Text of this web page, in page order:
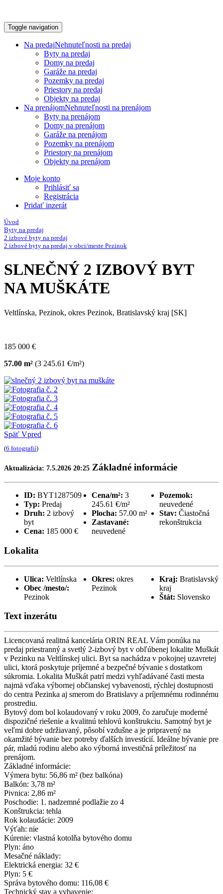
Toggle navigation
Na predajNehnuteľnosti na predaj
Byty na predaj
Domy na predaj
Garáže na predaj
Pozemky na predaj
Priestory na predaj
Objekty na predaj
Na prenájomNehnuteľnosti na prenájom
Byty na prenájom
Domy na prenájom
Garáže na prenájom
Pozemky na prenájom
Priestory na prenájom
Objekty na prenájom
Moje konto
Prihlásiť sa
Registrácia
Pridať inzerát
Úvod
Byty na predaj
2 izbové byty na predaj
2 izbové byty na predaj v obci/meste Pezinok
SLNEČNÝ 2 IZBOVÝ BYT
NA MUŠKÁTE
Veltlínska, Pezinok, okres Pezinok, Bratislavský kraj [SK]
185 000 €
57.00 m² (3 245.61 €/m²)
Späť Vpred
(6 fotografií)
Aktualizácia: 7.5.2026 20:25 Základné informácie
ID: BYT1287509
Typ: Predaj
Druh:
byt
Cena: 185 000 €
Cena/m²:
245.61 €/m²
Plocha: 57.00 m²
Zastavané:
neuvedené
Pozemok:
neuvedené
Stav:
rekonštrukcia
Lokalita
Ulica: Veltlínska
Obec /mesto/:
Pezinok
Okres:
Pezinok
Kraj:
kraj
Štát: Slovensko
Text inzerátu
Licencovaná realitná kancelária ORIN REAL Vám ponúka na
predaj priestranný a svetlý 2-izbový byt v obľúbenej lokalite Muškát
v Pezinku na Veltlínskej ulici. Byt sa nachádza v pokojnej uzavretej
ulici, ktorá poskytuje príjemné a bezpečné bývanie s dostatkom
súkromia. Lokalita Muškát patrí medzi vyhľadávané časti mesta
najmä vďaka výbornej občianskej vybavenosti, rýchlej dostupnosti
do centra Pezinka aj smerom do Bratislavy a príjemnému rodinnému
prostrediu.
Bytový dom bol kolaudovaný v roku 2009, čo zaručuje moderné
dispozičné riešenie a kvalitnú tehlovú konštrukciu. Samotný byt je
veľmi dobre udržiavaný, pôsobí vzdušne a je pripravený na
okamžité bývanie bez potreby ďalších investícií. Ideálne bývanie pre
pár, mladú rodinu alebo ako výborná investičná príležitosť na
prenájom.
Základné informácie:
Výmera bytu: 56,86 m² (bez balkóna)
Balkón: 3,78 m²
Pivnica: 2,86 m²
Poschodie: 1. nadzemné podlažie zo 4
Konštrukcia: tehla
Rok kolaudácie: 2009
Výťah: nie
Kúrenie: vlastná kotolňa bytového domu
Plyn: áno
Mesačné náklady:
Elektrická energia: 32 €
Plyn: 5 €
Správa bytového domu: 116,08 €
Technický stav a vybavenie: